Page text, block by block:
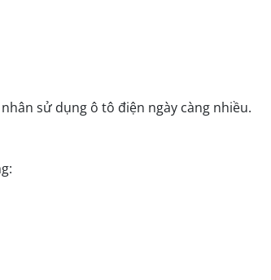
sử dụng ô tô điện ngày càng nhiều.